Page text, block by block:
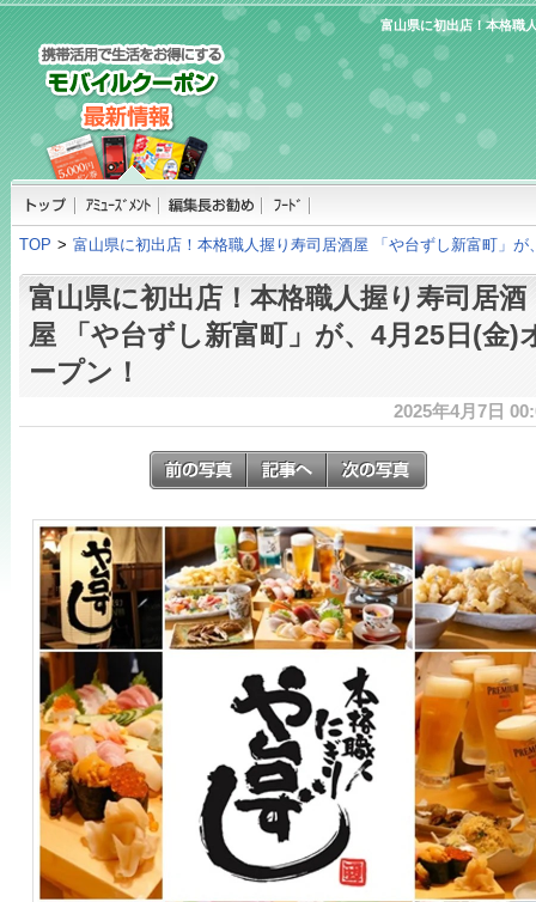
富山県に初出店！本格職
TOP > 富山県に初出店！本格職人握り寿司居酒屋 「や台ずし新富町」が
富山県に初出店！本格職人握り寿司居酒
屋 「や台ずし新富町」が、4月25日(金)
ープン！
2025年4月7日